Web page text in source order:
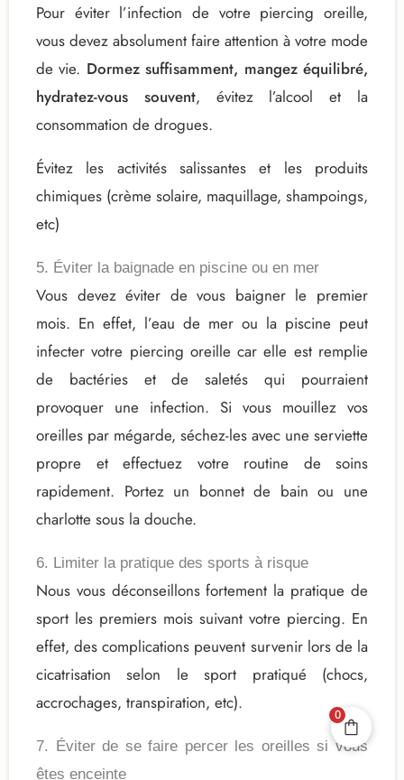
Pour éviter l’infection de votre piercing oreille,
vous devez absolument faire attention à votre mode
de vie. Dormez suffisamment, mangez équilibré,
hydratez-vous souvent, évitez l’alcool et la
consommation de drogues.
Évitez les activités salissantes et les produits
chimiques (crème solaire, maquillage, shampoings,
etc)
5. Éviter la baignade en piscine ou en mer
Vous devez éviter de vous baigner le premier
mois. En effet, l’eau de mer ou la piscine peut
infecter votre piercing oreille car elle est remplie
de bactéries et de saletés qui pourraient
provoquer une infection. Si vous mouillez vos
oreilles par mégarde, séchez-les avec une serviette
propre et effectuez votre routine de soins
rapidement. Portez un bonnet de bain ou une
charlotte sous la douche.
6. Limiter la pratique des sports à risque
Nous vous déconseillons fortement la pratique de
sport les premiers mois suivant votre piercing. En
effet, des complications peuvent survenir lors de la
cicatrisation selon le sport pratiqué (chocs,
accrochages, transpiration, etc).
7. Éviter de se faire percer les oreilles si vous
êtes enceinte
0